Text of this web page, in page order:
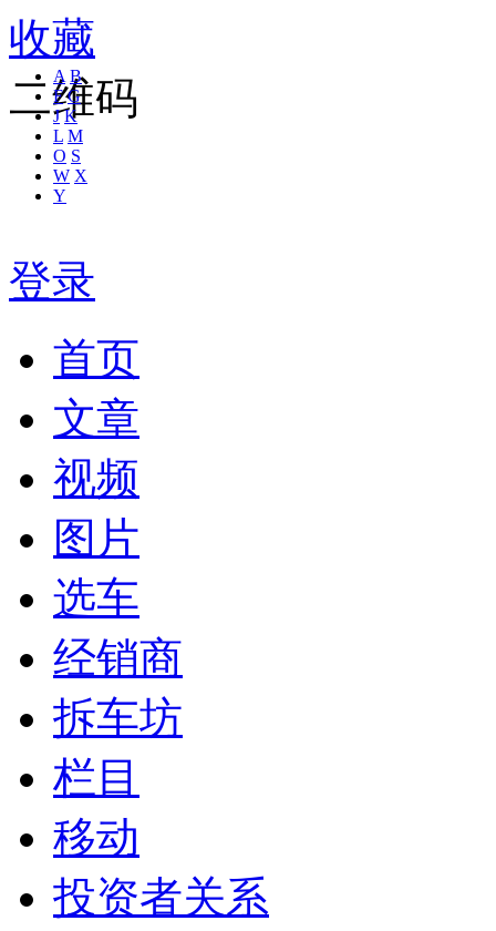
收藏
二维码
登录
首页
文章
视频
图片
选车
经销商
拆车坊
栏目
移动
投资者关系
A B
F G
J K
L M
O S
W X
Y